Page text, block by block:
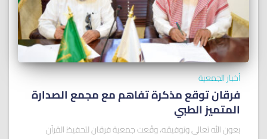
أخبار الجمعية
فرقان توقع مذكرة تفاهم مع مجمع الصدارة
المتميز الطبي
بعون الله تعالى وتوفيقه، وقّعت جمعية فرقان لتحفيظ القرآن